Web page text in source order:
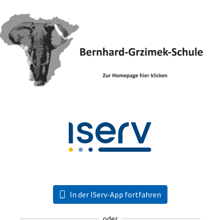
In der IServ-App fortfahren